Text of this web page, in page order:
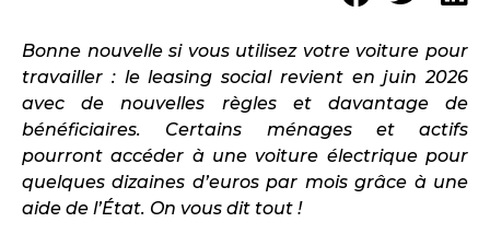
Bonne nouvelle si vous utilisez votre voiture pour
travailler : le leasing social revient en juin 2026
avec de nouvelles règles et davantage de
bénéficiaires. Certains ménages et actifs
pourront accéder à une voiture électrique pour
quelques dizaines d’euros par mois grâce à une
aide de l’État. On vous dit tout !